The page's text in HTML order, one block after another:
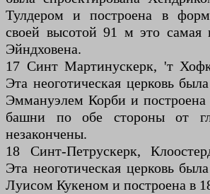
Тулдером и построена в
своей высотой 91 м это самая
Эйндховена.
17 Синт Мартинускерк, 'т
Эта неоготическая церковь
Эммануэлем Корби и построена
башни по обе стороны от
незакончены.
18 Синт-Петрускерк,
Эта неоготическая церковь
Луисом Кукеном и построена в